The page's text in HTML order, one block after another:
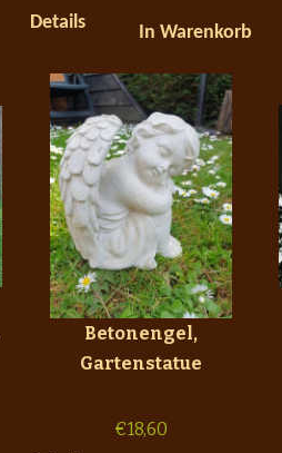
Details
In Warenkorb
Betonengel,
Gartenstatue
€18,60